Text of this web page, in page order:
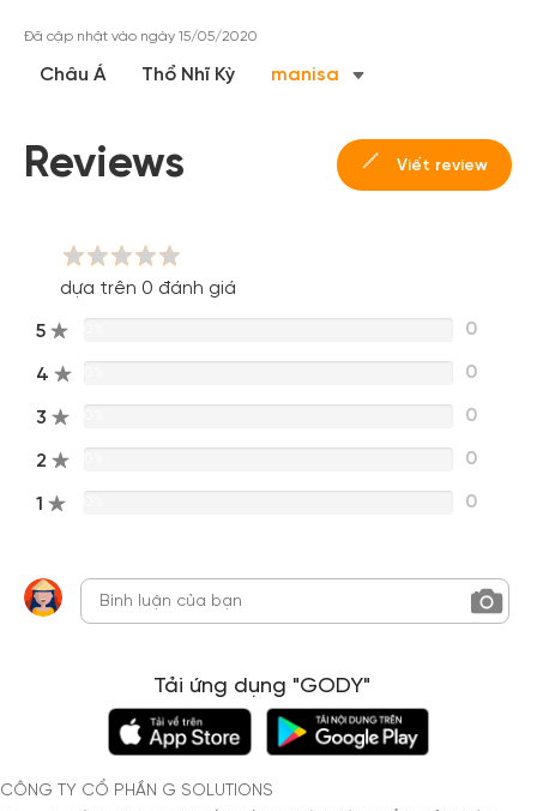
Đã cập nhật vào ngày 15/05/2020
Châu Á Thổ Nhĩ Kỳ manisa
Reviews Viết review
dựa trên 0 đánh giá
5 0
4 0
3 0
2 0
1 0
Tải ứng dụng "GODY"
CÔNG TY CỔ PHẦN G SOLUTIONS